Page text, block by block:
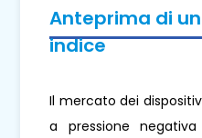
Anteprima di
indice
Il mercato dei
a pressione